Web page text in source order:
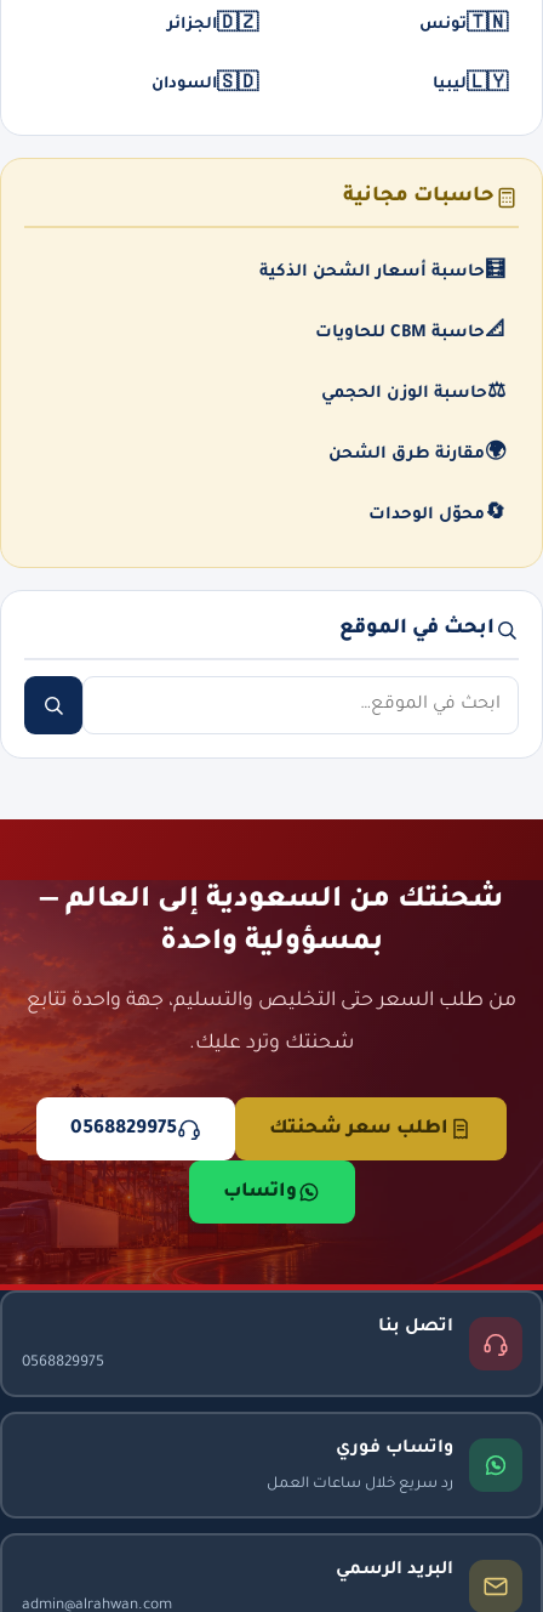
🇹🇳تونس 🇩🇿الجزائر
🇱🇾ليبيا 🇸🇩السودان
حاسبات مجانية
🧮 حاسبة أسعار الشحن الذكية
📐حاسبة CBM للحاويات
⚖️حاسبة الوزن الحجمي
🌍مقارنة طرق الشحن
🔄 محوّل الوحدات
ابحث في الموقع
ابحث
شحنتك من السعودية إلى العالم —
بمسؤولية واحدة
من طلب السعر حتى التخليص والتسليم، جهة واحدة تتابع
شحنتك وترد عليك.
اطلب سعر شحنتك 0568829975
واتساب
اتصل بنا
0568829975
واتساب فوري
رد سريع خلال ساعات العمل
البريد الرسمي
admin@alrahwan.com